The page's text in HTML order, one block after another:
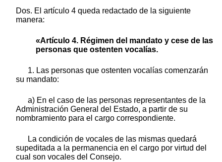
Dos. El artículo 4 queda redactado de la siguiente
manera:
«Artículo 4. Régimen del mandato y cese de las
personas que ostenten vocalías.
1. Las personas que ostenten vocalías comenzarán
su mandato:
a) En el caso de las personas representantes de la
Administración General del Estado, a partir de su
nombramiento para el cargo correspondiente.
La condición de vocales de las mismas quedará
supeditada a la permanencia en el cargo por virtud del
cual son vocales del Consejo.